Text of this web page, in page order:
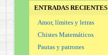
ENTRADAS RECIENTES
Amor, límites y letras
Chistes Matemáticos
Pautas y patrones